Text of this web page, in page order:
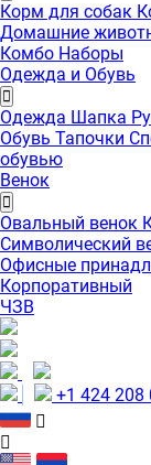
Корм для собак
Домашние
Комбо Наборы
Одежда и Обувь
Одежда Шапка
Обувь Тапочки
обувью
Венок
Овальный венок
Символический
Офисные
Корпоративный
ЧЗВ
+1 424 208